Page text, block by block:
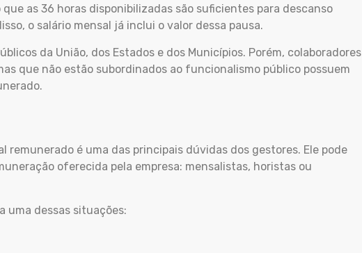
as 36 horas disponibilizadas são suficientes para descanso
o salário mensal já inclui o valor dessa pausa.
da União, dos Estados e dos Municípios. Porém, colaboradores
que não estão subordinados ao funcionalismo público possuem
remunerado é uma das principais dúvidas dos gestores. Ele pode
oferecida pela empresa: mensalistas, horistas ou
uma dessas situações: